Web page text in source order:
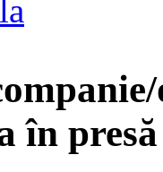
în